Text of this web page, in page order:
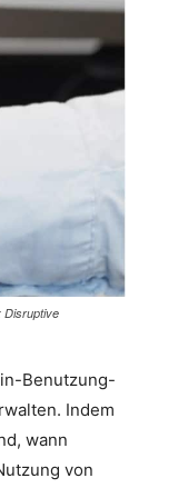
Disruptive
Benutzung-
Indem
wann
von